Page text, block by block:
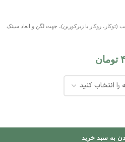
روکار یا زیرکورین)، جهت لگن و ابعاد سینک
تومان
به سبد خرید